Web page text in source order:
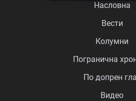
Насловна
Вести
Колумни
Погранична
По допрен
Видео